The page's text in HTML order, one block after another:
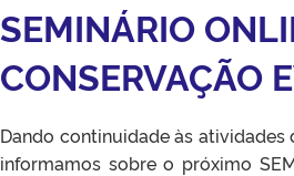
SEMINÁRIO
CONSERVAÇÃO
Dando continuidade às
informamos sobre o próximo